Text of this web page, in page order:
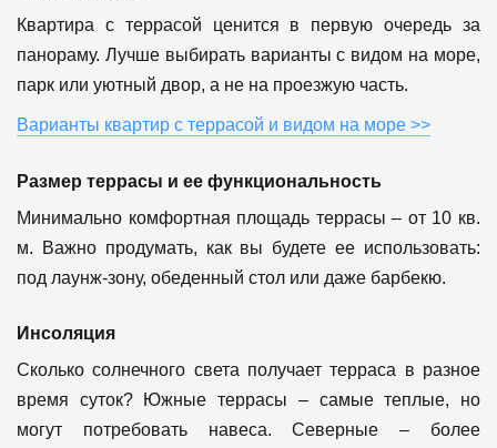
Квартира с террасой ценится в первую очередь за
панораму. Лучше выбирать варианты с видом на море,
парк или уютный двор, а не на проезжую часть.
Варианты квартир с террасой и видом на море >>
Размер террасы и ее функциональность
Минимально комфортная площадь террасы – от 10 кв.
м. Важно продумать, как вы будете ее использовать:
под лаунж-зону, обеденный стол или даже барбекю.
Инсоляция
Сколько солнечного света получает терраса в разное
время суток? Южные террасы – самые теплые, но
могут потребовать навеса. Северные – более